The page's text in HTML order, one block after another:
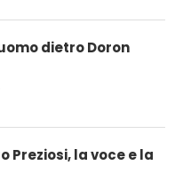
dietro Doron
Preziosi, la voce e la